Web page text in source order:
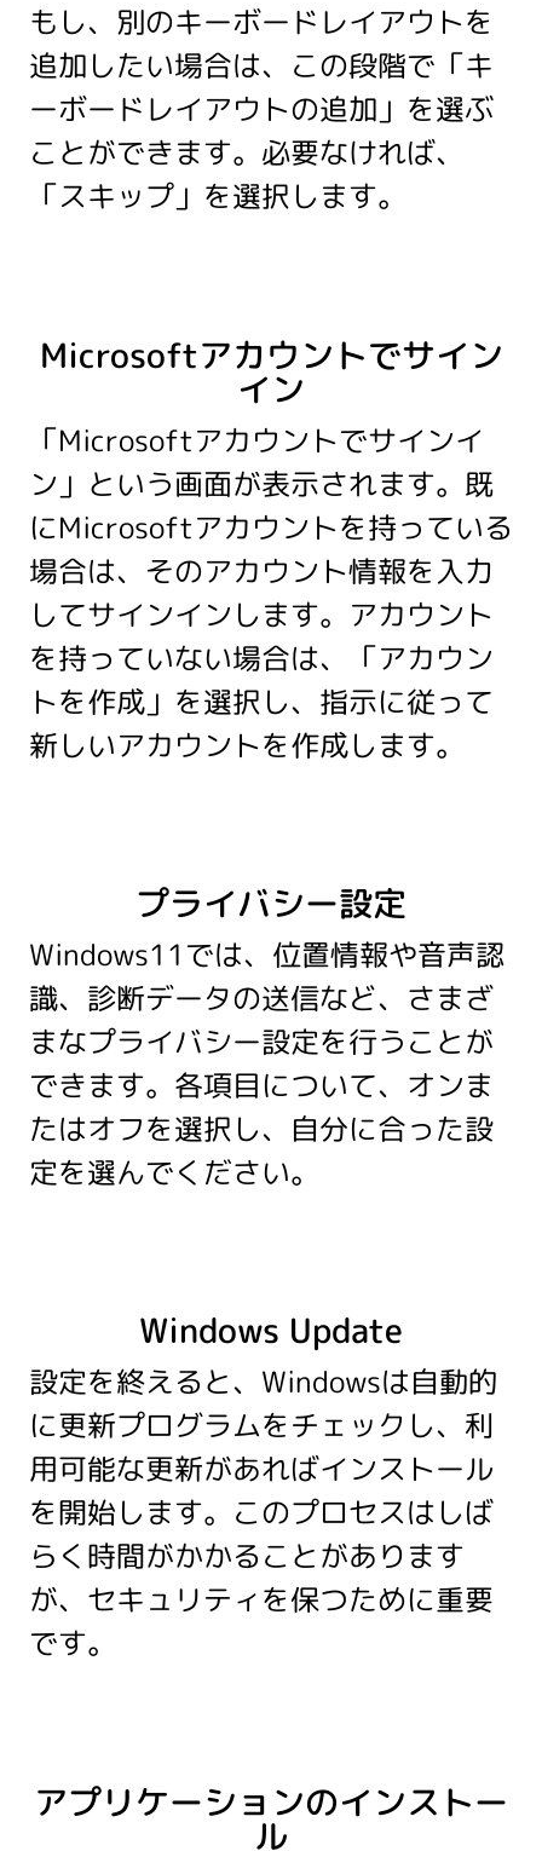
もし、別のキーボードレイアウトを
追加したい場合は、この段階で「キ
ーボードレイアウトの追加」を選ぶ
ことができます。必要なければ、
「スキップ」を選択します。
Microsoftアカウントでサイン
イン
「Microsoftアカウントでサインイ
ン」という画面が表示されます。既
にMicrosoftアカウントを持っている
場合は、そのアカウント情報を入力
してサインインします。アカウント
を持っていない場合は、「アカウン
トを作成」を選択し、指示に従って
新しいアカウントを作成します。
プライバシー設定
Windows11では、位置情報や音声認
識、診断データの送信など、さまざ
まなプライバシー設定を行うことが
できます。各項目について、オンま
たはオフを選択し、自分に合った設
定を選んでください。
Windows Update
設定を終えると、Windowsは自動的
に更新プログラムをチェックし、利
用可能な更新があればインストール
を開始します。このプロセスはしば
らく時間がかかることがあります
が、セキュリティを保つために重要
です。
アプリケーションのインストー
ル